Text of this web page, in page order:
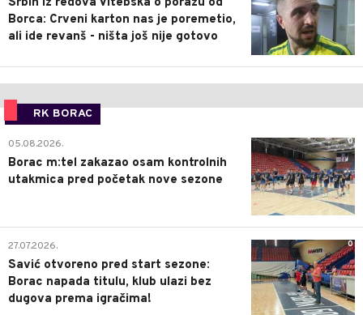
Borca: Crveni karton nas je poremetio,
ali ide revanš - ništa još nije gotovo
RK BORAC
0
05.08.2026.
Borac m:tel zakazao osam kontrolnih
utakmica pred početak nove sezone
0
27.07.2026.
Savić otvoreno pred start sezone:
Borac napada titulu, klub ulazi bez
dugova prema igračima!